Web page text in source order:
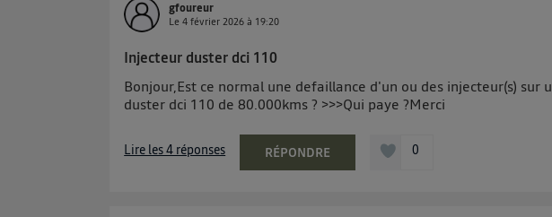
gfoureur
Le4 février 2026 à 19:20
Injecteur duster dci 110
Bonjour,Est ce normal une defaillance d'un ou des injecteur(s) sur
duster dci 110 de 80.000kms ? >>>Qui paye ?Merci
Lire les 4 réponses RÉPONDRE 0